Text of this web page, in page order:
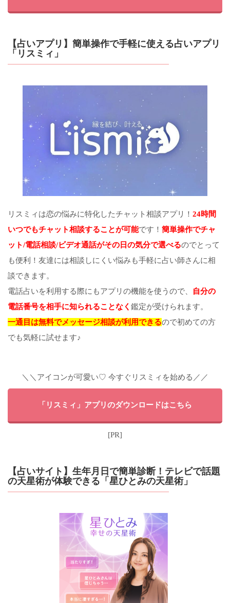
【占いアプリ】簡単操作で手軽に使える占いアプリ
「リスミィ」
リスミィは恋の悩みに特化したチャット相談アプリ！ 24時間
いつでもチャット相談することが可能です！ 簡単操作でチャ
ット/電話相談/ビデオ通話がその日の気分で選べるのでとって
も便利！友達には相談しにくい悩みも手軽に占い師さんに相
談できます。
電話占いを利用する際にもアプリの機能を使うので、
自分の
電話番号を相手に知られることなく 鑑定が受けられます。
一通目は無料でメッセージ相談が利用できるので初めての方
でも気軽に試せます♪
＼＼アイコンが可愛い♡ 今すぐリスミィを始める／／
「リスミィ」アプリのダウンロードはこちら
[PR]
【占いサイト】生年月日で簡単診断！テレビで話題
の天星術が体験できる「星ひとみの天星術」